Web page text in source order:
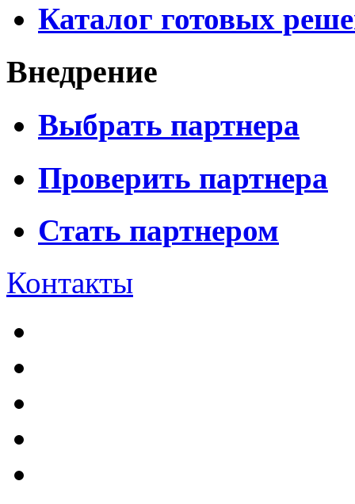
Каталог готовых
Внедрение
Выбрать партнера
Проверить партнера
Стать партнером
Контакты